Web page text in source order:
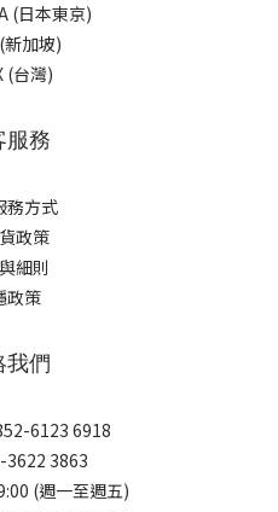
(日本東京)
新加坡)
(台灣)
服務
務方式
政策
細則
政策
我們
6123 6918
3622 3863
(週一至週五)